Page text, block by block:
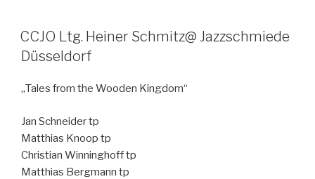
CCJO Ltg. Heiner Schmitz@ Jazzschmiede
Düsseldorf
„Tales from the Wooden Kingdom“
Jan Schneider tp
Matthias Knoop tp
Christian Winninghoff tp
Matthias Bergmann tp